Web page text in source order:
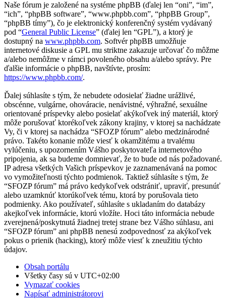
Naše fórum je založené na systéme phpBB (ďalej len “oni”, “im”,
“ich”, “phpBB software”, “www.phpbb.com”, “phpBB Group”,
“phpBB tímy”), čo je elektronický konferenčný systém vydávaný
pod “General Public License” (ďalej len “GPL”), a ktorý je
dostupný na www.phpbb.com. Softvér phpBB umožňuje
internetové diskusie a GPL mu striktne zakazuje určovať čo môžme
a/alebo nemôžme v rámci povoleného obsahu a/alebo správy. Pre
ďalšie informácie o phpBB, navštívte, prosím:
https://www.phpbb.com/.
Ďalej súhlasíte s tým, že nebudete odosielať žiadne urážlivé,
obscénne, vulgárne, ohováracie, nenávistné, výhražné, sexuálne
orientované príspevky alebo posielať akýkoľvek iný materiál, ktorý
môže porušovať ktorékoľvek zákony krajiny, v ktorej sa nachádzate
Vy, či v ktorej sa nachádza “SFOZP fórum” alebo medzinárodné
právo. Takéto konanie môže viesť k okamžitému a trvalému
vylúčeniu, s upozornením Vášho poskytovateľa internetového
pripojenia, ak sa budeme domnievať, že to bude od nás požadované.
IP adresa všetkých Vašich príspevkov je zaznamenávaná na pomoc
vo vymožiteľnosti týchto podmienok. Taktiež súhlasíte s tým, že
“SFOZP fórum” má právo kedykoľvek odstrániť, upraviť, presunúť
alebo uzamknúť ktorúkoľvek tému, ktorá by porušovala tieto
podmienky. Ako používateľ, súhlasíte s ukladaním do databázy
akejkoľvek informácie, ktorú vložíte. Hoci táto informácia nebude
zverejnená/poskytnutá žiadnej tretej strane bez Vášho súhlasu, ani
“SFOZP fórum” ani phpBB nenesú zodpovednosť za akýkoľvek
pokus o prienik (hacking), ktorý môže viesť k zneužitiu týchto
údajov.
Obsah portálu
Všetky časy sú v UTC+02:00
Vymazať cookies
Napísať administrátorovi